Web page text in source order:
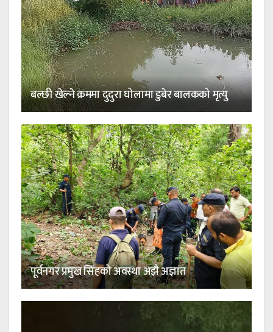
बल्छी खेल्ने क्रममा दुदुरा घोलामा डुबेर बालकको मृत्यु
पूर्वनगर प्रमुख सिंहको अवस्था अझै अज्ञात